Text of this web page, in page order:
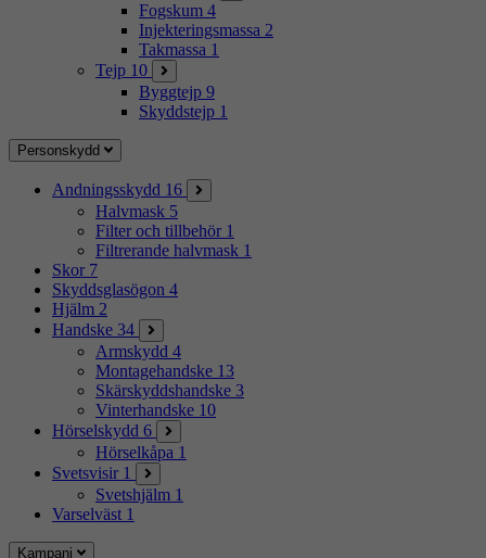
Fogskum 4
Injekteringsmassa 2
Takmassa 1
Tejp 10
Byggtejp 9
Skyddstejp 1
Personskydd
Andningsskydd 16
Halvmask 5
Filter och tillbehör 1
Filtrerande halvmask 1
Skor 7
Skyddsglasögon 4
Hjälm 2
Handske 34
Armskydd 4
Montagehandske 13
Skärskyddshandske 3
Vinterhandske 10
Hörselskydd 6
Hörselkåpa 1
Svetsvisir 1
Svetshjälm 1
Varselväst 1
Kampanj